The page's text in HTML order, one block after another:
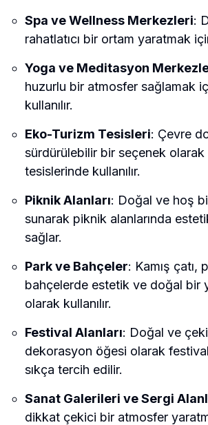
Spa ve Wellness Merkezleri:
rahatlatıcı bir ortam yaratmak
Yoga ve Meditasyon
huzurlu bir atmosfer sağlamak
kullanılır.
Eko-Turizm Tesisleri: Çevre
sürdürülebilir bir seçenek
tesislerinde kullanılır.
Piknik Alanları: Doğal ve hoş
sunarak piknik alanlarında
sağlar.
Park ve Bahçeler: Kamış çatı,
bahçelerde estetik ve doğal bir
olarak kullanılır.
Festival Alanları: Doğal ve
dekorasyon öğesi olarak
sıkça tercih edilir.
Sanat Galerileri ve Sergi
dikkat çekici bir atmosfer